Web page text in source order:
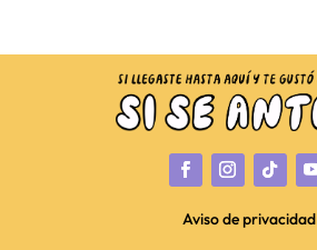
Aviso de privacidad